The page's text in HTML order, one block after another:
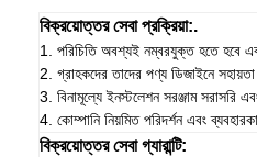
বিক্রয়োত্তর সেবা প্রক্রিয়া:.
1. পরিচিতি অবশ্যই নম্বরযুক্ত হতে হবে
2. গ্রাহকদের তাদের পণ্য ডিজাইনে
3. বিনামূল্যে ইনস্টলেশন সরঞ্জাম সরাসরি
4. কোম্পানি নিয়মিত পরিদর্শন এবং
বিক্রয়োত্তর সেবা গ্যারান্টি: